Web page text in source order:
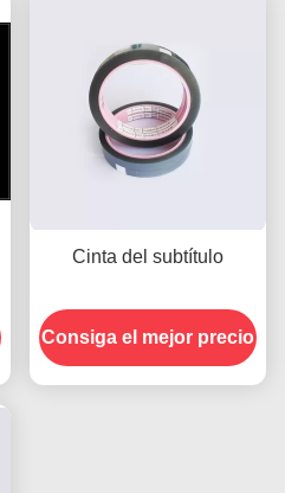
Cinta del subtítulo
Consiga el mejor precio